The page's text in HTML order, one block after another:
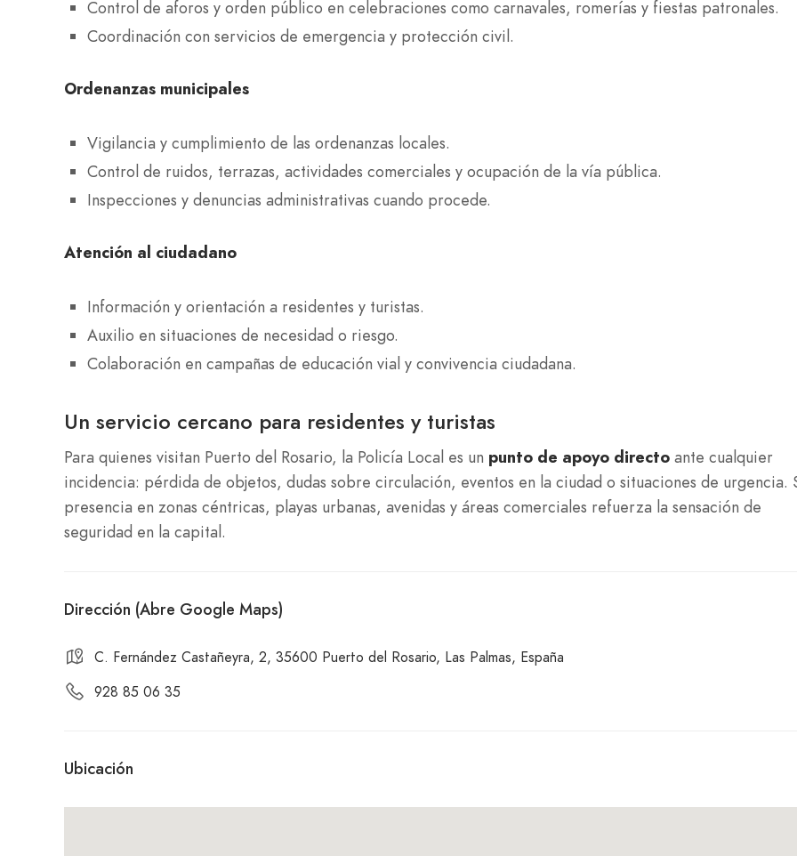
Control de aforos y orden público en celebraciones como carnavales, romerías y fiestas patronales.
Coordinación con servicios de emergencia y protección civil.
Ordenanzas municipales
Vigilancia y cumplimiento de las ordenanzas locales.
Control de ruidos, terrazas, actividades comerciales y ocupación de la vía pública.
Inspecciones y denuncias administrativas cuando procede.
Atención al ciudadano
Información y orientación a residentes y turistas.
Auxilio en situaciones de necesidad o riesgo.
Colaboración en campañas de educación vial y convivencia ciudadana.
Un servicio cercano para residentes y turistas
Para quienes visitan Puerto del Rosario, la Policía Local es un punto de apoyo directo ante cualquier
incidencia: pérdida de objetos, dudas sobre circulación, eventos en la ciudad o situaciones de urgencia.
presencia en zonas céntricas, playas urbanas, avenidas y áreas comerciales refuerza la sensación de
seguridad en la capital.
Dirección (Abre Google Maps)
C. Fernández Castañeyra, 2, 35600 Puerto del Rosario, Las Palmas, España
928 85 06 35
Ubicación